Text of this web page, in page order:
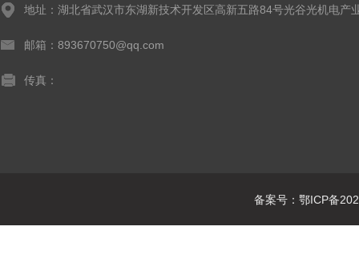
地址：湖北省武汉市东湖新技术开发区高新五路84号光谷光机电产
邮箱：893670750@qq.com
传真：
备案号：鄂ICP备